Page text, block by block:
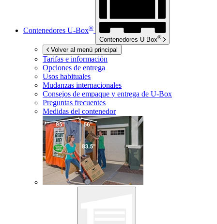
Contenedores U-Box®
Contenedores U-Box®
Volver al menú principal
Tarifas e información
Opciones de entrega
Usos habituales
Mudanzas internacionales
Consejos de empaque y entrega de U-Box
Preguntas frecuentes
Medidas del contenedor